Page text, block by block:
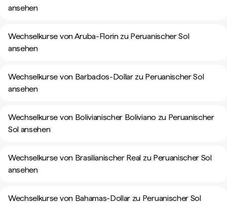
ansehen
Wechselkurse von Aruba-Florin zu Peruanischer Sol
ansehen
Wechselkurse von Barbados-Dollar zu Peruanischer Sol
ansehen
Wechselkurse von Bolivianischer Boliviano zu Peruanischer
Sol ansehen
Wechselkurse von Brasilianischer Real zu Peruanischer Sol
ansehen
Wechselkurse von Bahamas-Dollar zu Peruanischer Sol